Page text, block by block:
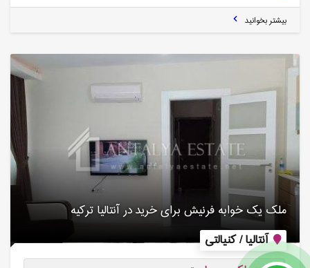
بیشتر بخوانید
آنتالیا / کنیالتی
ملک یک خوابه فرنیش برای خرید در آنتالیا ترکیه